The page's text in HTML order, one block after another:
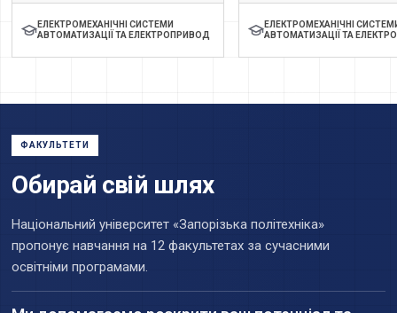
ЕЛЕКТРОМЕХАНІЧНІ СИСТЕМИ
ЕЛЕКТРОМЕХАНІЧНІ
Обирай свій шлях
Національний університет «Запорізька політехніка»
пропонує навчання на 12 факультетах за сучасними
освітніми програмами.